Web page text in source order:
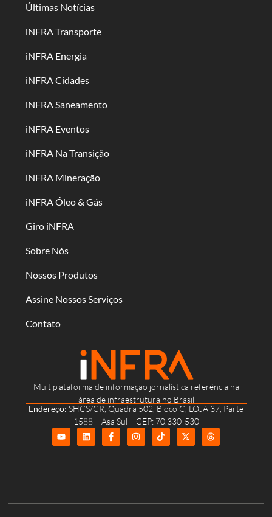
Multiplataforma de informação jornalística referência na
área de infraestrutura no Brasil
Endereço: SHCS/CR, Quadra 502, Bloco C, LOJA 37, Parte
1588 – Asa Sul – CEP: 70.330-530
Últimas Notícias
iNFRA Transporte
iNFRA Energia
iNFRA Cidades
iNFRA Saneamento
iNFRA Eventos
iNFRA Na Transição
iNFRA Mineração
iNFRA Óleo & Gás
Giro iNFRA
Sobre Nós
Nossos Produtos
Assine Nossos Serviços
Contato